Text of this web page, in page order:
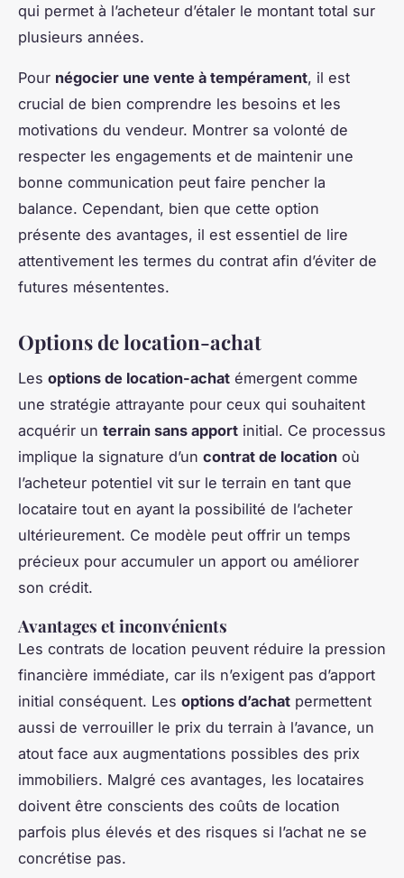
qui permet à l’acheteur d’étaler le montant total sur
plusieurs années.
Pour négocier une vente à tempérament, il est
crucial de bien comprendre les besoins et les
motivations du vendeur. Montrer sa volonté de
respecter les engagements et de maintenir une
bonne communication peut faire pencher la
balance. Cependant, bien que cette option
présente des avantages, il est essentiel de lire
attentivement les termes du contrat afin d’éviter de
futures mésententes.
Options de location-achat
Les options de location-achat émergent comme
une stratégie attrayante pour ceux qui souhaitent
acquérir un terrain sans apport initial. Ce processus
implique la signature d’un contrat de location où
l’acheteur potentiel vit sur le terrain en tant que
locataire tout en ayant la possibilité de l’acheter
ultérieurement. Ce modèle peut offrir un temps
précieux pour accumuler un apport ou améliorer
son crédit.
Avantages et inconvénients
Les contrats de location peuvent réduire la pression
financière immédiate, car ils n’exigent pas d’apport
initial conséquent. Les options d’achat permettent
aussi de verrouiller le prix du terrain à l’avance, un
atout face aux augmentations possibles des prix
immobiliers. Malgré ces avantages, les locataires
doivent être conscients des coûts de location
parfois plus élevés et des risques si l’achat ne se
concrétise pas.